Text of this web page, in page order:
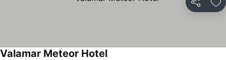
Compartir
Valamar Meteor Hotel